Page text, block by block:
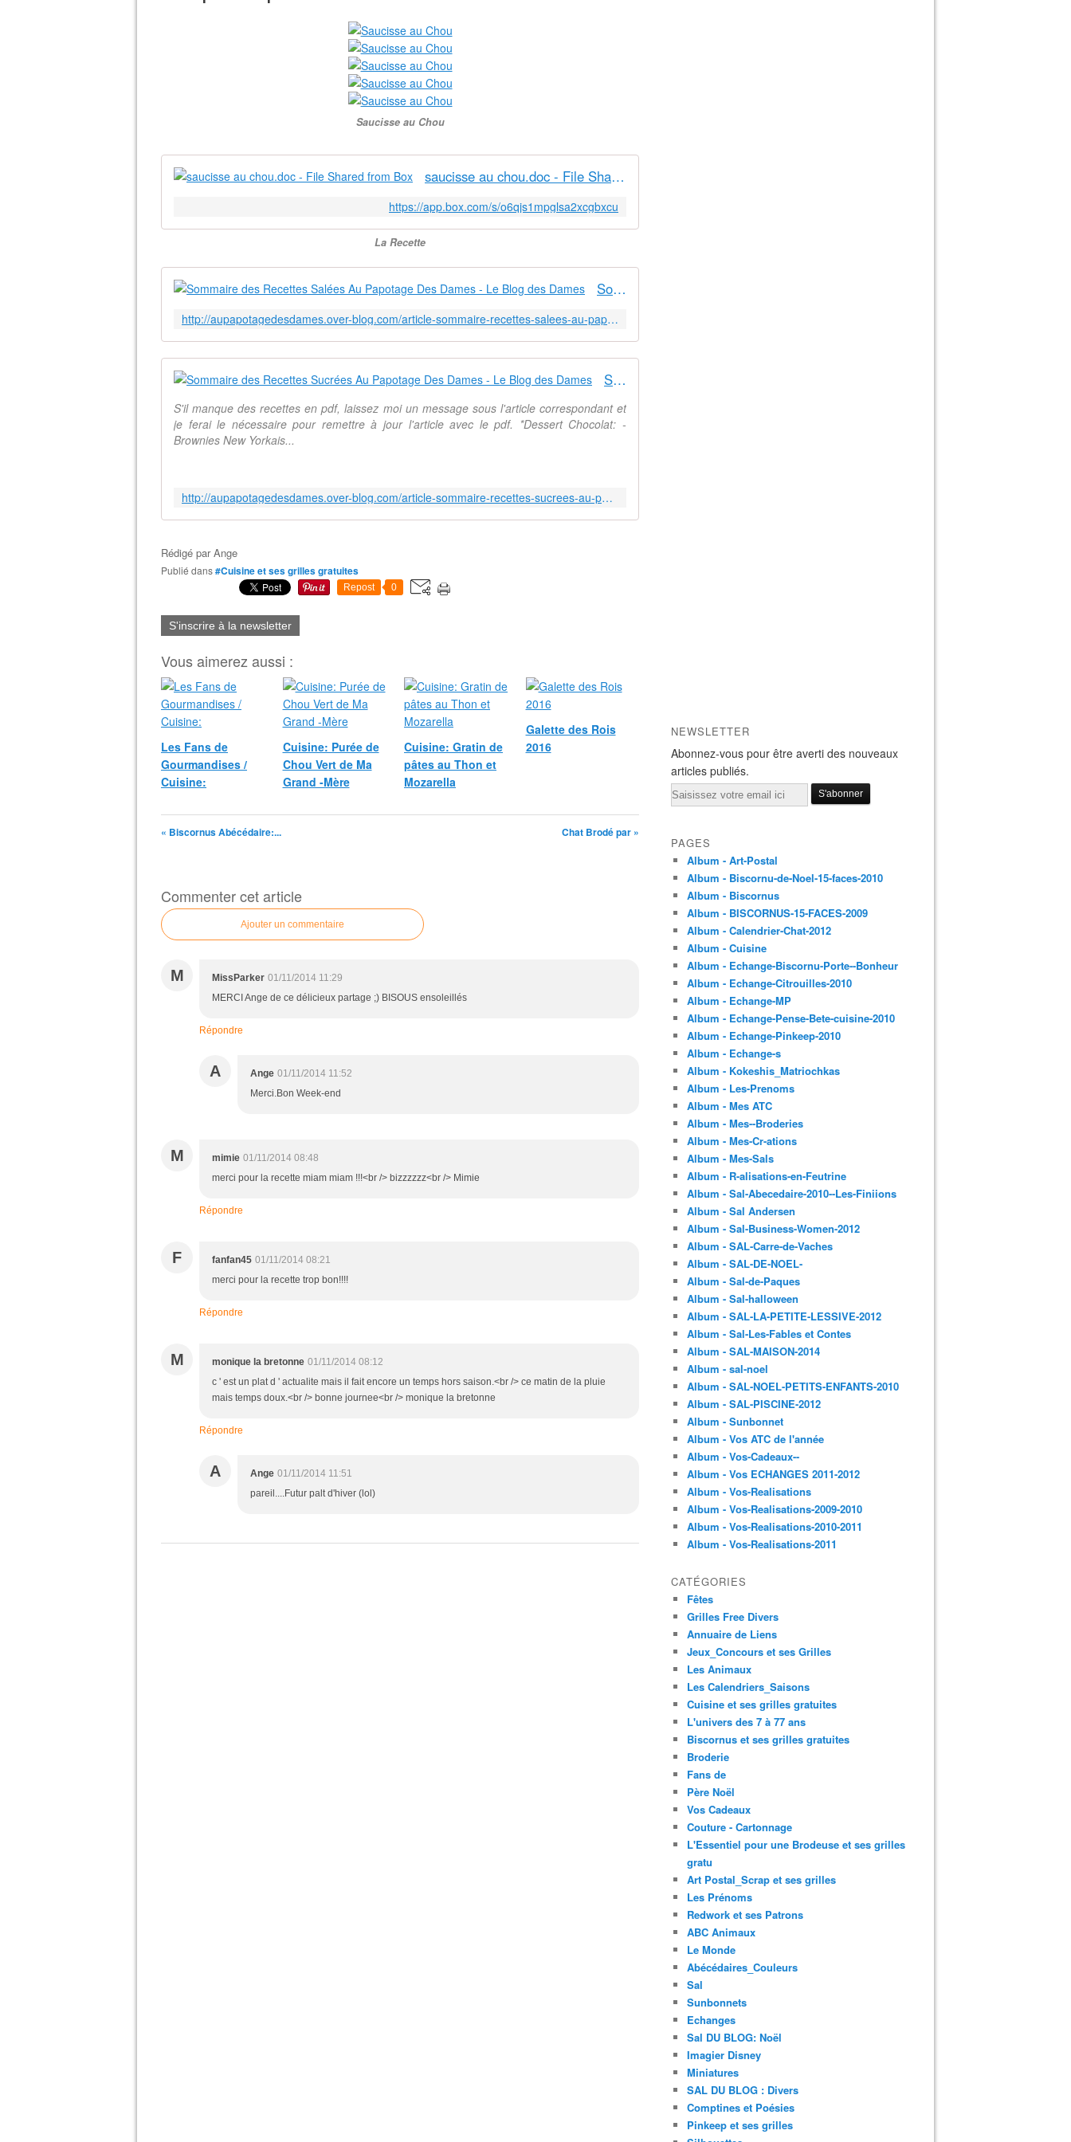
Saucisse au Chou
saucisse au chou.doc - File Shared from Box
https://app.box.com/s/o6qjs1mpglsa2xcgbxcu
La Recette
Sommaire des Recettes Salées Au Papotage Des Dames - Le Blog des Dames
http://aupapotagedesdames.over-blog.com/article-sommaire-recettes-salees-au-papotage-des-dames-121897633.html
Sommaire des Recettes Sucrées Au Papotage Des Dames - Le Blog des Dames
S'il manque des recettes en pdf, laissez moi un message sous l'article correspondant et
je ferai le nécessaire pour remettre à jour l'article avec le pdf. *Dessert Chocolat: -
Brownies New Yorkais...
http://aupapotagedesdames.over-blog.com/article-sommaire-recettes-sucrees-au-papotage-des-dames-121897675.html
Rédigé parAnge
Publié dans#Cuisine et ses grilles gratuites
Repost 0
S'inscrire à la newsletter
Vous aimerez aussi :
Les Fans de
Gourmandises /
Cuisine:
Cuisine: Purée de
Chou Vert de Ma
Grand -Mère
Cuisine: Gratin de
pâtes au Thon et
Mozarella
Galette des Rois
2016
« Biscornus Abécédaire:... Chat Brodé par »
Commenter cet article
Ajouter un commentaire
M MissParker 01/11/2014 11:29
MERCI Ange de ce délicieux partage ;) BISOUS ensoleillés
Répondre
A Ange 01/11/2014 11:52
Merci.Bon Week-end
M mimie 01/11/2014 08:48
merci pour la recette miam miam !!!<br /> bizzzzzz<br /> Mimie
Répondre
F fanfan45 01/11/2014 08:21
merci pour la recette trop bon!!!!
Répondre
M monique la bretonne 01/11/2014 08:12
c ' est un plat d ' actualite mais il fait encore un temps hors saison.<br /> ce matin de la pluie
mais temps doux.<br /> bonne journee<br /> monique la bretonne
Répondre
A Ange 01/11/2014 11:51
pareil....Futur palt d'hiver (lol)
NEWSLETTER
Abonnez-vous pour être averti des nouveaux
articles publiés.
Email
PAGES
Album - Art-Postal
Album - Biscornu-de-Noel-15-faces-2010
Album - Biscornus
Album - BISCORNUS-15-FACES-2009
Album - Calendrier-Chat-2012
Album - Cuisine
Album - Echange-Biscornu-Porte--Bonheur
Album - Echange-Citrouilles-2010
Album - Echange-MP
Album - Echange-Pense-Bete-cuisine-2010
Album - Echange-Pinkeep-2010
Album - Echange-s
Album - Kokeshis_Matriochkas
Album - Les-Prenoms
Album - Mes ATC
Album - Mes--Broderies
Album - Mes-Cr-ations
Album - Mes-Sals
Album - R-alisations-en-Feutrine
Album - Sal-Abecedaire-2010--Les-Finiions
Album - Sal Andersen
Album - Sal-Business-Women-2012
Album - SAL-Carre-de-Vaches
Album - SAL-DE-NOEL-
Album - Sal-de-Paques
Album - Sal-halloween
Album - SAL-LA-PETITE-LESSIVE-2012
Album - Sal-Les-Fables et Contes
Album - SAL-MAISON-2014
Album - sal-noel
Album - SAL-NOEL-PETITS-ENFANTS-2010
Album - SAL-PISCINE-2012
Album - Sunbonnet
Album - Vos ATC de l'année
Album - Vos-Cadeaux--
Album - Vos ECHANGES 2011-2012
Album - Vos-Realisations
Album - Vos-Realisations-2009-2010
Album - Vos-Realisations-2010-2011
Album - Vos-Realisations-2011
CATÉGORIES
Fêtes
Grilles Free Divers
Annuaire de Liens
Jeux_Concours et ses Grilles
Les Animaux
Les Calendriers_Saisons
Cuisine et ses grilles gratuites
L'univers des 7 à 77 ans
Biscornus et ses grilles gratuites
Broderie
Fans de
Père Noël
Vos Cadeaux
Couture - Cartonnage
L'Essentiel pour une Brodeuse et ses grilles
gratu
Art Postal_Scrap et ses grilles
Les Prénoms
Redwork et ses Patrons
ABC Animaux
Le Monde
Abécédaires_Couleurs
Sal
Sunbonnets
Echanges
Sal DU BLOG: Noël
Imagier Disney
Miniatures
SAL DU BLOG : Divers
Comptines et Poésies
Pinkeep et ses grilles